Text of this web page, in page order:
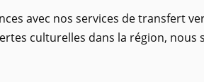
avec nos services de transfert
culturelles dans la région,